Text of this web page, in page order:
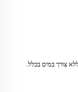
צורך במים בכלל.